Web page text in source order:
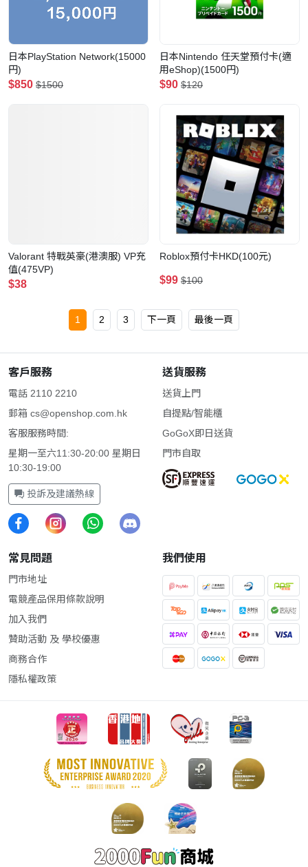
日本PlayStation Network(15000
円)
$850 $1500
日本Nintendo 任天堂預付卡(適
用eShop)(1500円)
$90 $120
Valorant 特戰英豪(港澳服) VP充
值(475VP)
$38
Roblox預付卡HKD(100元)
$99 $100
1 2 3 下一頁 最後一頁
客戶服務
電話 2110 2210
郵箱 cs@openshop.com.hk
客服服務時間:
星期一至六11:30-20:00 星期日
10:30-19:00
投訴及建議熱線
送貨服務
送貨上門
自提點/智能櫃
GoGoX即日送貨
門市自取
常見問題
門市地址
電競產品保用條款說明
加入我們
贊助活動 及 學校優惠
商務合作
隱私權政策
我們使用